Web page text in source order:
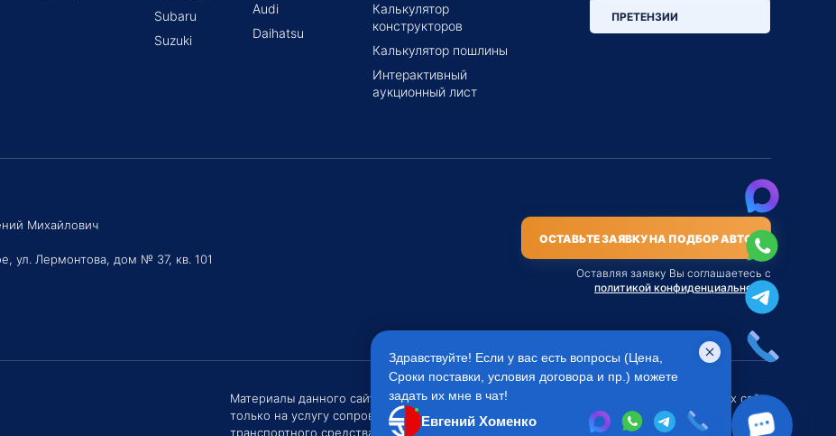
Subaru
Suzuki
Audi
Daihatsu
Калькулятор
конструкторов
Калькулятор пошлины
Интерактивный
аукционный лист
ПРЕТЕНЗИИ
Михайлович
ул. Лермонтова, дом № 37, кв. 101
ОСТАВЬТЕ ЗАЯВКУ НА ПОДБОР АВТО
Оставляя заявку Вы соглашаетесь с
политикой конфиденциальности
Материалы данного сайта являются публичной офертой
только на услугу сопровождения Агентом приобретения
транспортного средства Клиентом.
Во всех остальных случаях сайт
носит исключительно
информационный характер.
Евгений Хоменко
Здравствуйте! Если у вас есть вопросы (Цена,
Сроки поставки, условия договора и пр.) можете
задать их мне в чат!